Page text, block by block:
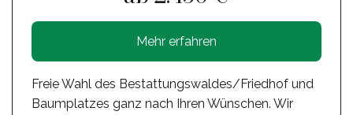
Mehr erfahren
Freie Wahl des Bestattungswaldes/Friedhof und
Baumplatzes ganz nach Ihren Wünschen. Wir